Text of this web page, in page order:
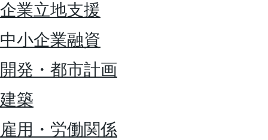
企業立地支援
中小企業融資
開発・都市計画
建築
雇用・労働関係